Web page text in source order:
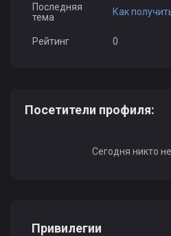
Последняя
тема
Как
Рейтинг 0
Посетители профиля:
Сегодня никто
Привилегии